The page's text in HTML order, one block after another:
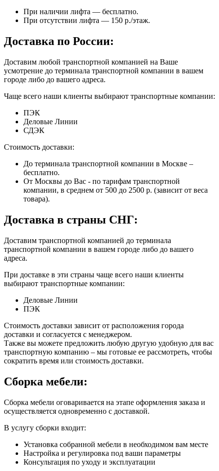
При наличии лифта — бесплатно.
При отсутствии лифта — 150 р./этаж.
Доставка по России:
Доставим любой транспортной компанией на Ваше
усмотрение до терминала транспортной компании в вашем
городе либо до вашего адреса.
Чаще всего наши клиенты выбирают транспортные компании:
ПЭК
Деловые Линии
СДЭК
Стоимость доставки:
До терминала транспортной компании в Москве –
бесплатно.
От Москвы до Вас - по тарифам транспортной
компании, в среднем от 500 до 2500 р. (зависит от веса
товара).
Доставка в страны СНГ:
Доставим транспортной компанией до терминала
транспортной компании в вашем городе либо до вашего
адреса.
При доставке в эти страны чаще всего наши клиенты
выбирают транспортные компании:
Деловые Линии
ПЭК
Стоимость доставки зависит от расположения города
доставки и согласуется с менеджером.
Также вы можете предложить любую другую удобную для вас
транспортную компанию – мы готовые ее рассмотреть, чтобы
сократить время или стоимость доставки.
Сборка мебели:
Сборка мебели оговаривается на этапе оформления заказа и
осуществляется одновременно с доставкой.
В услугу сборки входит:
Установка собранной мебели в необходимом вам месте
Настройка и регулировка под ваши параметры
Консультация по уходу и эксплуатации